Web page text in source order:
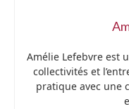
Amélie Lefebvre est
collectivités et
pratique avec une